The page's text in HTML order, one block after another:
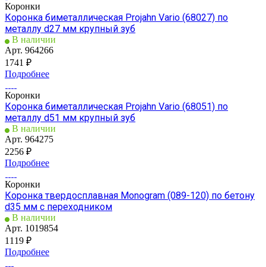
Коронки
Коронка биметаллическая Projahn Vario (68027) по
металлу d27 мм крупный зуб
В наличии
Арт. 964266
1741 ₽
Подробнее
Коронки
Коронка биметаллическая Projahn Vario (68051) по
металлу d51 мм крупный зуб
В наличии
Арт. 964275
2256 ₽
Подробнее
Коронки
Коронка твердосплавная Monogram (089-120) по бетону
d35 мм с переходником
В наличии
Арт. 1019854
1119 ₽
Подробнее